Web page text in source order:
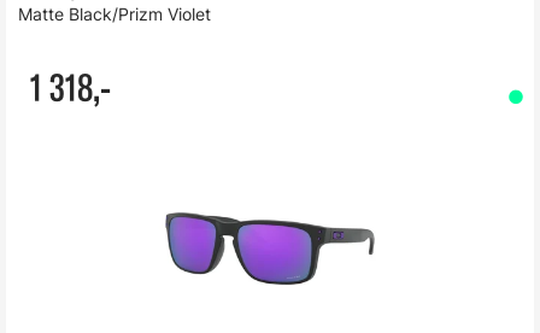
Matte Black/Prizm Violet
1 318,-